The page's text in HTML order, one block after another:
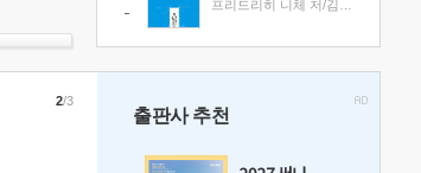
2/3
출판사 추천